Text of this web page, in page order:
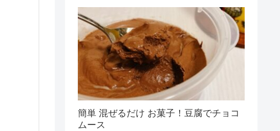
簡単 混ぜるだけ お菓子！豆腐でチョコ
ムース